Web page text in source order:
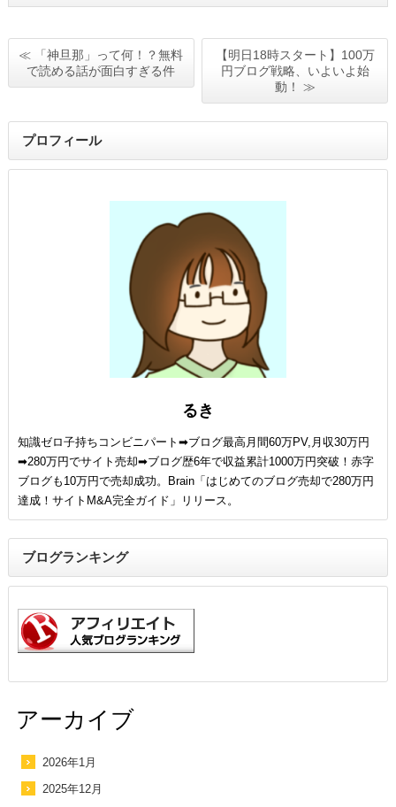
≪ 「神旦那」って何！？無料
で読める話が面白すぎる件
【明日18時スタート】100万
円ブログ戦略、いよいよ始
動！ ≫
プロフィール
るき
知識ゼロ子持ちコンビニパート➡ブログ最高月間60万PV,月収30万円
➡280万円でサイト売却➡ブログ歴6年で収益累計1000万円突破！赤字
ブログも10万円で売却成功。Brain「はじめてのブログ売却で280万円
達成！サイトM&A完全ガイド」リリース。
ブログランキング
アーカイブ
2026年1月
2025年12月